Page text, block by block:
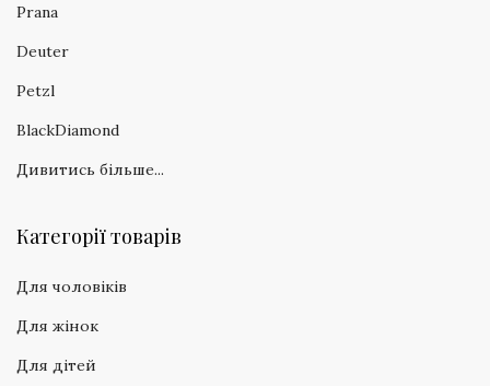
Prana
Deuter
Petzl
BlackDiamond
Дивитись більше...
Категорії товарів
Для чоловіків
Для жінок
Для дітей